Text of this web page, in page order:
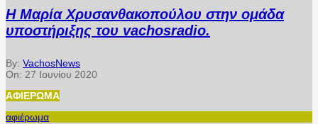
Η Μαρία Χρυσανθακοπούλου στην ομάδα
υποστήριξης του vachosradio.
By: VachosNews
On: 27 Ιουνίου 2020
ΑΦΙΈΡΩΜΑ
αφιέρωμα